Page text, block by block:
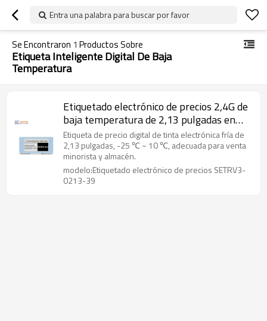
Entra una palabra para buscar por favor
Se Encontraron 1 Productos Sobre
Etiqueta Inteligente Digital De Baja
Temperatura
Etiquetado electrónico de precios 2,4G de
baja temperatura de 2,13 pulgadas en
ambiente frío
Etiqueta de precio digital de tinta electrónica fría de
2,13 pulgadas, -25 ℃ ~ 10 ℃, adecuada para venta
minorista y almacén.
modelo:Etiquetado electrónico de precios SETRV3-
0213-39